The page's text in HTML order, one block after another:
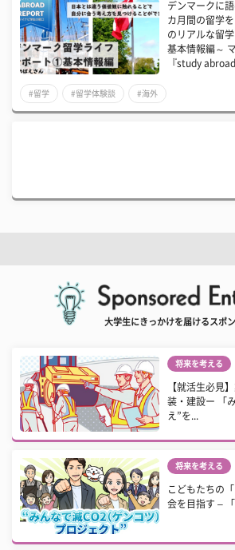
デンマークに
カ月間の留学
のリアルな留
基本情報編～
『study
#留学 #留学体験談 #海外
大学生にきっかけを届けるスポ
将来を考える
【就活生必見
装・建設ー 「
え”を...
将来を考える
こどもたちの
会を目指す –